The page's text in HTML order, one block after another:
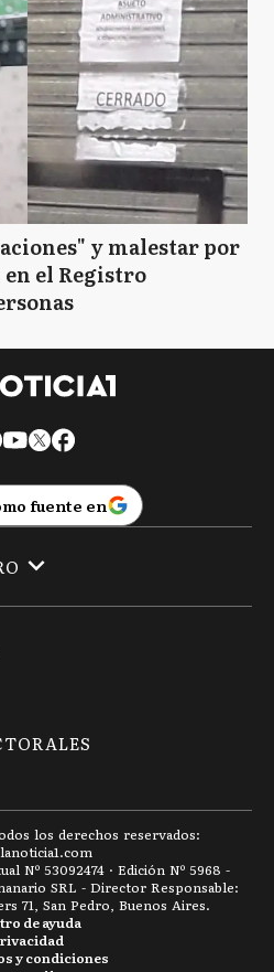
y malestar por
el Registro
fuente en
los derechos reservados:
lanoticia1.com
Nº 53092474 · Edición Nº 5968 -
SRL - Director Responsable:
71, San Pedro, Buenos Aires.
y condiciones
de ayuda